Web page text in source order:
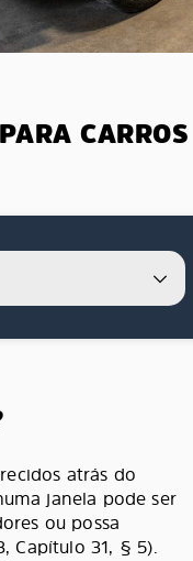
CARROS
atrás do
janela pode ser
ou possa
Capítulo 31, § 5).